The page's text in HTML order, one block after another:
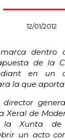
12/01/2012
dentro
de la
en un
la que aporta
director
Xeral de
la Xunta
un acto